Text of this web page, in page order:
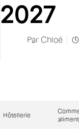
2027
Par Chloé
Hôtellerie